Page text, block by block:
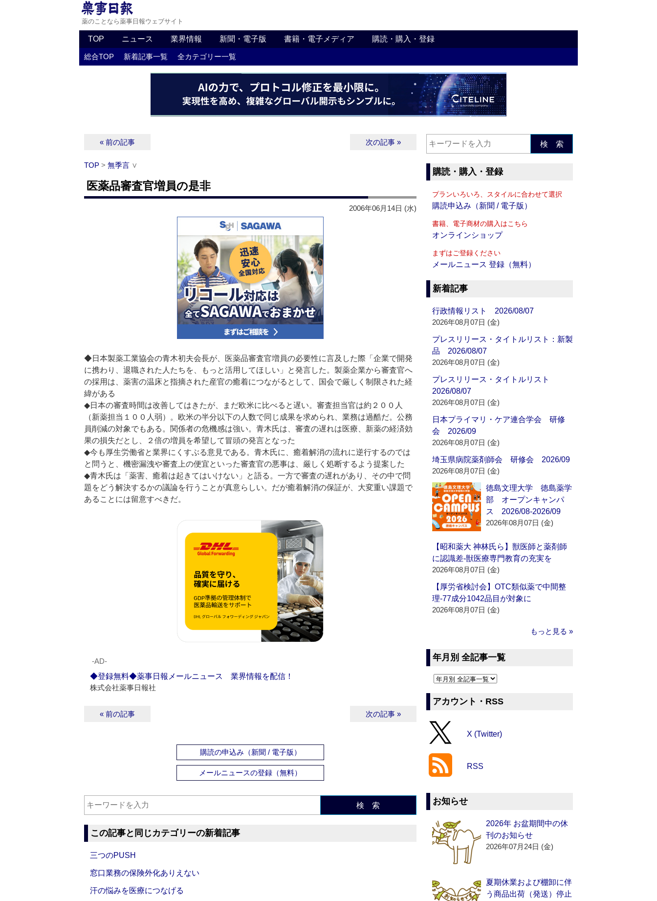
薬のことなら薬事日報ウェブサイト
TOP ニュース 業界情報 新聞・電子版 書籍・電子メディア 購読・購入・登録
総合TOP 新着記事一覧 全カテゴリー一覧
« 前の記事 次の記事 »
TOP > 無季言 ∨
医薬品審査官増員の是非
2006年06月14日 (水)
◆日本製薬工業協会の青木初夫会長が、医薬品審査官増員の必要性に言及した際「企業で開発
に携わり、退職された人たちを、もっと活用してほしい」と発言した。製薬企業から審査官へ
の採用は、薬害の温床と指摘された産官の癒着につながるとして、国会で厳しく制限された経
緯がある
◆日本の審査時間は改善してはきたが、まだ欧米に比べると遅い。審査担当官は約２００人
（新薬担当１００人弱）。欧米の半分以下の人数で同じ成果を求められ、業務は過酷だ。公務
員削減の対象でもある。関係者の危機感は強い。青木氏は、審査の遅れは医療、新薬の経済効
果の損失だとし、２倍の増員を希望して冒頭の発言となった
◆今も厚生労働省と業界にくすぶる意見である。青木氏に、癒着解消の流れに逆行するのでは
と問うと、機密漏洩や審査上の便宜といった審査官の悪事は、厳しく処断するよう提案した
◆青木氏は「薬害、癒着は起きてはいけない」と語る。一方で審査の遅れがあり、その中で問
題をどう解決するかの議論を行うことが真意らしい。だが癒着解消の保証が、大変重い課題で
あることには留意すべきだ。
‐AD‐
◆登録無料◆薬事日報メールニュース 業界情報を配信！
株式会社薬事日報社
« 前の記事 次の記事 »
購読の申込み（新聞 / 電子版）
メールニュースの登録（無料）
検 索
この記事と同じカテゴリーの新着記事
三つのPUSH
窓口業務の保険外化ありえない
汗の悩みを医療につなげる
検 索
購読・購入・登録
プランいろいろ、スタイルに合わせて選択
購読申込み（新聞 / 電子版）
書籍、電子商材の購入はこちら
オンラインショップ
まずはご登録ください
メールニュース 登録（無料）
新着記事
行政情報リスト 2026/08/07
2026年08月07日 (金)
プレスリリース・タイトルリスト：新製
品 2026/08/07
2026年08月07日 (金)
プレスリリース・タイトルリスト
2026/08/07
2026年08月07日 (金)
日本プライマリ・ケア連合学会 研修
会 2026/09
2026年08月07日 (金)
埼玉県病院薬剤師会 研修会 2026/09
2026年08月07日 (金)
徳島文理大学 徳島薬学
部 オープンキャンパ
ス 2026/08-2026/09
2026年08月07日 (金)
【昭和薬大 神林氏ら】獣医師と薬剤師
に認識差‐獣医療専門教育の充実を
2026年08月07日 (金)
【厚労省検討会】OTC類似薬で中間整
理‐77成分1042品目が対象に
2026年08月07日 (金)
もっと見る »
年月別 全記事一覧
アカウント・RSS
X (Twitter)
RSS
お知らせ
2026年 お盆期間中の休
刊のお知らせ
2026年07月24日 (金)
夏期休業および棚卸に伴
う商品出荷（発送）停止